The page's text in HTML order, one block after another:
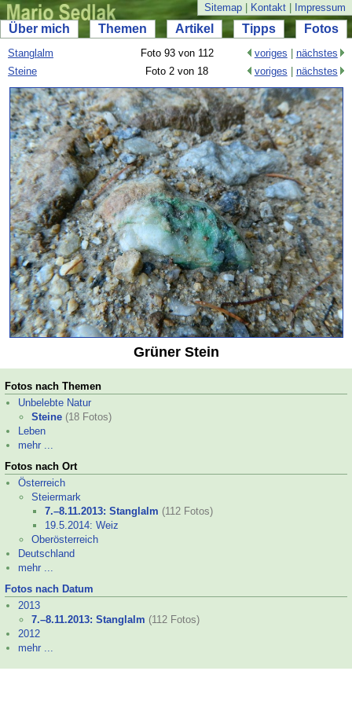
Sitemap Kontakt Impressum
Über mich Themen Artikel Tipps Fotos
Stanglalm Foto 93 von 112 voriges
nächstes
Steine
Foto 2 von 18 voriges nächstes
Grüner Stein
Fotos nach Themen
Unbelebte Natur
Steine (18 Fotos)
Leben
mehr ...
Fotos nach Ort
Österreich
Steiermark
7.–8.11.2013: Stanglalm (112 Fotos)
19.5.2014: Weiz
Oberösterreich
Deutschland
mehr ...
Fotos nach Datum
2013
7.–8.11.2013: Stanglalm (112 Fotos)
2012
mehr ...